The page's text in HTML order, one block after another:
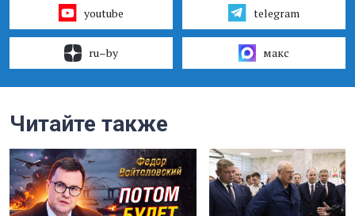
youtube telegram
ru–by макс
Читайте также